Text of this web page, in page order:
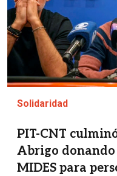
Solidaridad
PIT-CNT
Abrigo donando
MIDES para